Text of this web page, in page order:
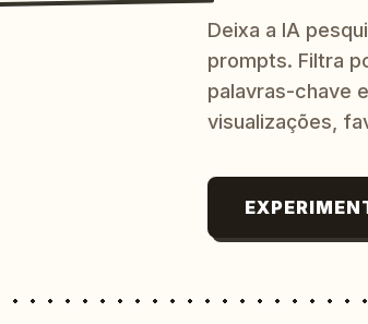
Deixa a IA
prompts. Filtra
palavras-chave
visualizações,